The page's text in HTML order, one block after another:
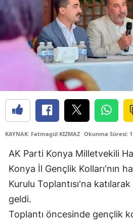
KAYNAK: Fatmagül KIZMAZ Okunma Süresi:
AK Parti Konya Milletvekili
Konya İl Gençlik Kolları'nın
Kurulu Toplantısı'na
geldi.
Toplantı öncesinde gençlik